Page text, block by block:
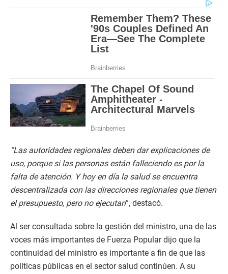
“Las autoridades regionales deben dar explicaciones de
uso, porque si las personas están falleciendo es por la
falta de atención. Y hoy en día la salud se encuentra
descentralizada con las direcciones regionales que tienen
el presupuesto, pero no ejecutan”, destacó.
Al ser consultada sobre la gestión del ministro, una de las
voces más importantes de Fuerza Popular dijo que la
continuidad del ministro es importante a fin de que las
políticas públicas en el sector salud continúen. A su